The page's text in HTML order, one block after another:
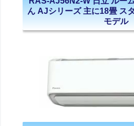
ん AJシリーズ 主に18畳 ス
モデル